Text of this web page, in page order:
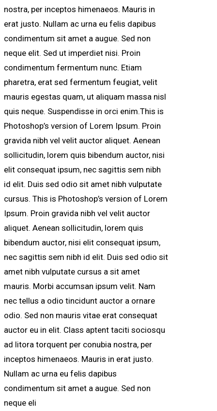
nostra, per inceptos himenaeos. Mauris in
erat justo. Nullam ac urna eu felis dapibus
condimentum sit amet a augue. Sed non
neque elit. Sed ut imperdiet nisi. Proin
condimentum fermentum nunc. Etiam
pharetra, erat sed fermentum feugiat, velit
mauris egestas quam, ut aliquam massa nisl
quis neque. Suspendisse in orci enim.This is
Photoshop’s version of Lorem Ipsum. Proin
gravida nibh vel velit auctor aliquet. Aenean
sollicitudin, lorem quis bibendum auctor, nisi
elit consequat ipsum, nec sagittis sem nibh
id elit. Duis sed odio sit amet nibh vulputate
cursus. This is Photoshop’s version of Lorem
Ipsum. Proin gravida nibh vel velit auctor
aliquet. Aenean sollicitudin, lorem quis
bibendum auctor, nisi elit consequat ipsum,
nec sagittis sem nibh id elit. Duis sed odio sit
amet nibh vulputate cursus a sit amet
mauris. Morbi accumsan ipsum velit. Nam
nec tellus a odio tincidunt auctor a ornare
odio. Sed non mauris vitae erat consequat
auctor eu in elit. Class aptent taciti sociosqu
ad litora torquent per conubia nostra, per
inceptos himenaeos. Mauris in erat justo.
Nullam ac urna eu felis dapibus
condimentum sit amet a augue. Sed non
neque eli